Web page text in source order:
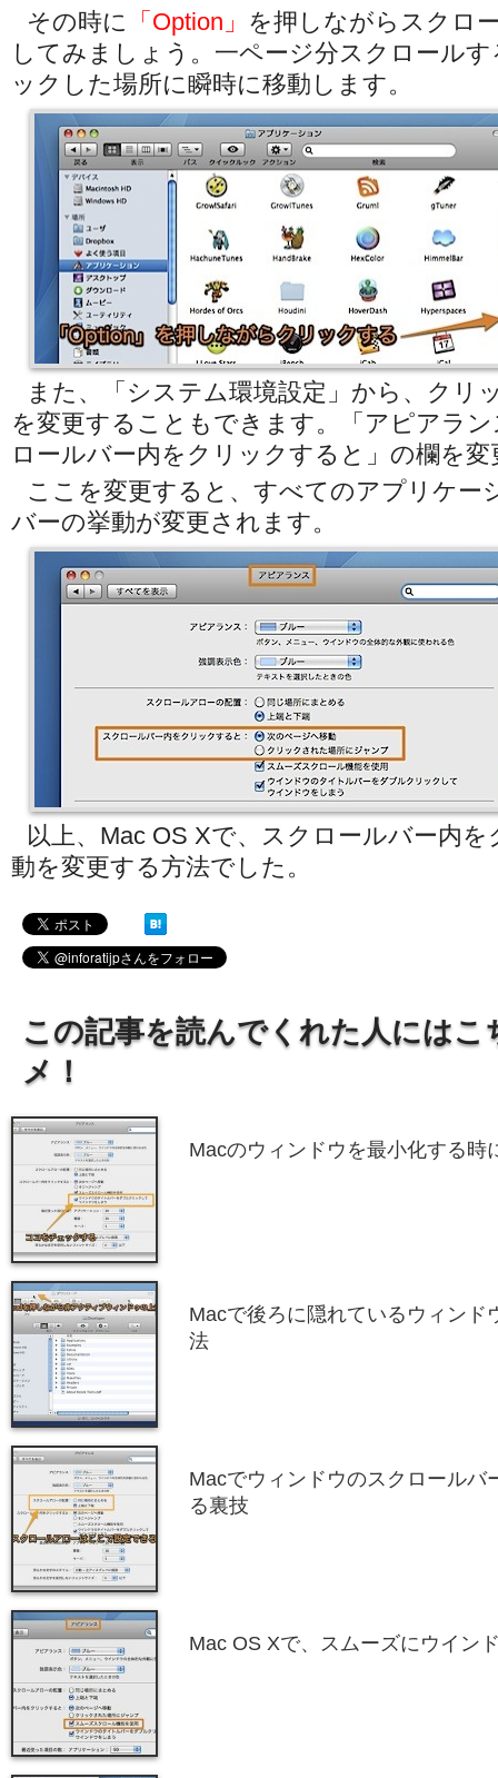
その時に
「Option」 を押しながらスクロ
してみましょう。一ページ分スクロール
ックした場所に瞬時に移動します。
また、「システム環境設定」から、クリ
を変更することもできます。「アピアラ
ロールバー内をクリックすると」の欄を
ここを変更すると、すべてのアプリケー
バーの挙動が変更されます。
以上、Mac OS Xで、スクロールバー内
動を変更する方法でした。
この記事を読んでくれた人にはこ
メ！
Macのウィンドウを最小化する時
Macで後ろに隠れているウィンド
法
Macでウィンドウのスクロールバ
る裏技
Mac OS Xで、スムーズにウイン